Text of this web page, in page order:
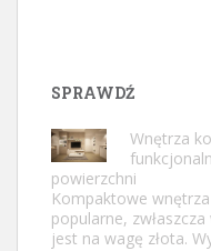
SPRAWDŹ
Wnętrza
powierzchni
Kompaktowe
popularne,
jest na wagę złota.